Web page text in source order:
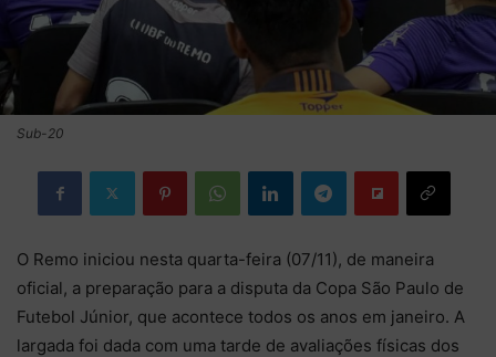
Sub-20
O Remo iniciou nesta quarta-feira (07/11), de maneira
oficial, a preparação para a disputa da Copa São Paulo de
Futebol Júnior, que acontece todos os anos em janeiro. A
largada foi dada com uma tarde de avaliações físicas dos